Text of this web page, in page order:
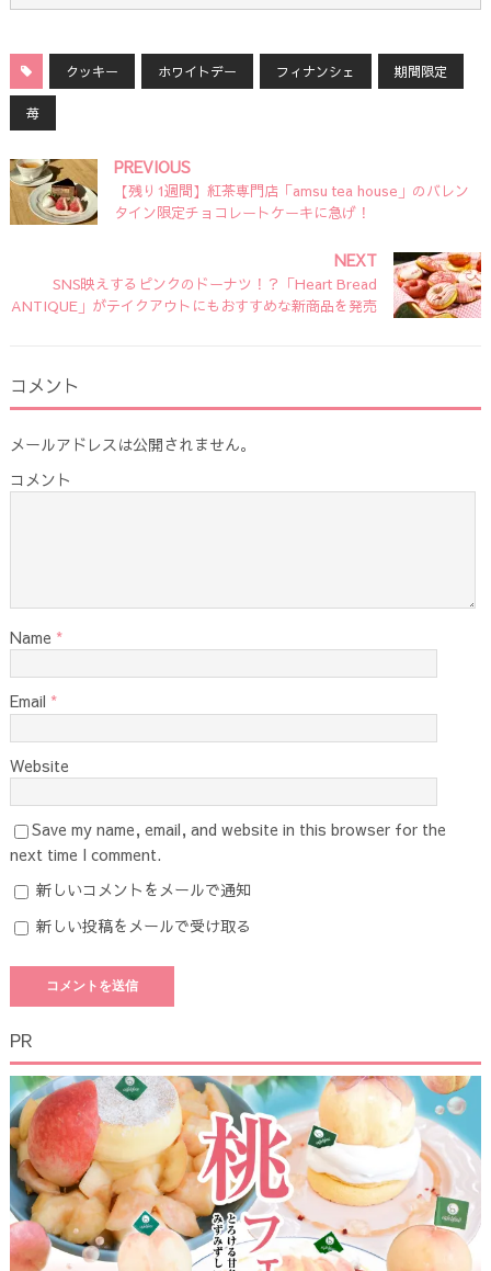
クッキー ホワイトデー フィナンシェ 期間限定
苺
PREVIOUS
【残り1週間】紅茶専門店「amsu tea house」のバレン
タイン限定チョコレートケーキに急げ！
NEXT
SNS映えするピンクのドーナツ！？「Heart Bread
ANTIQUE」がテイクアウトにもおすすめな新商品を発売
コメント
メールアドレスは公開されません。
コメント
Name *
Email *
Website
Save my name, email, and website in this browser for the
next time I comment.
新しいコメントをメールで通知
新しい投稿をメールで受け取る
PR